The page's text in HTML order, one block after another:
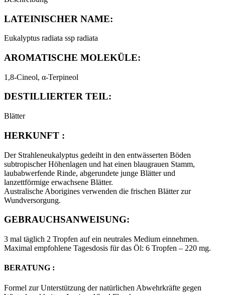
LATEINISCHER NAME:
Eukalyptus radiata ssp radiata
AROMATISCHE MOLEKÜLE:
1,8-Cineol, α-Terpineol
DESTILLIERTER TEIL:
Blätter
HERKUNFT :
Der Strahleneukalyptus gedeiht in den entwässerten Böden
subtropischer Höhenlagen und hat einen blaugrauen Stamm,
laubabwerfende Rinde, abgerundete junge Blätter und
lanzettförmige erwachsene Blätter.
Australische Aborigines verwenden die frischen Blätter zur
Wundversorgung.
GEBRAUCHSANWEISUNG:
3 mal täglich 2 Tropfen auf ein neutrales Medium einnehmen.
Maximal empfohlene Tagesdosis für das Öl: 6 Tropfen – 220 mg.
BERATUNG :
Formel zur Unterstützung der natürlichen Abwehrkräfte gegen